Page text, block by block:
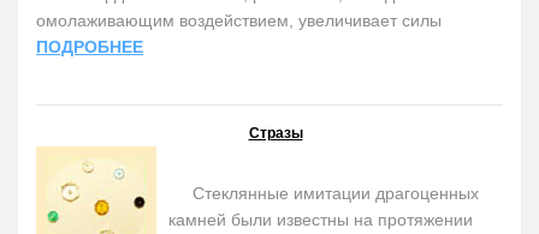
омолаживающим воздействием, увеличивает силы
ПОДРОБНЕЕ
Стразы
Стеклянные имитации драгоценных
камней были известны на протяжении